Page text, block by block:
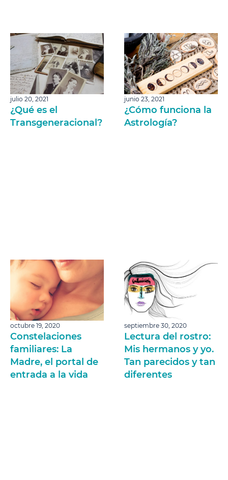
julio 20, 2021
¿Qué es el
Transgeneracional?
junio 23, 2021
¿Cómo funciona la
Astrología?
octubre 19, 2020
Constelaciones
familiares: La
Madre, el portal de
entrada a la vida
septiembre 30, 2020
Lectura del rostro:
Mis hermanos y yo.
Tan parecidos y tan
diferentes